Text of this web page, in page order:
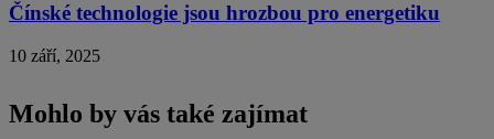
Čínské technologie jsou hrozbou pro energetiku
10 září, 2025
Mohlo by vás také zajímat